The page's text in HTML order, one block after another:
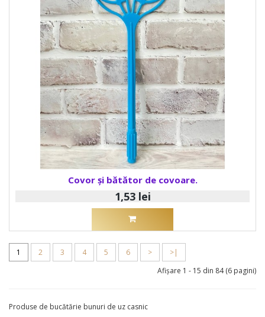
Covor și bătător de covoare.
1,53 lei
1 2 3 4 5 6 >
>|
Afişare 1 - 15 din 84 (6 pagini)
Produse de bucătărie bunuri de uz casnic